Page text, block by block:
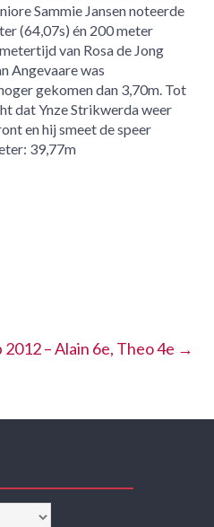
Sammie Jansen noteerde
(64,07s) én 200 meter
van Rosa de Jong
Angevaare was
gekomen dan 3,70m. Tot
dat Ynze Strikwerda weer
en hij smeet de speer
39,77m
– Alain 6e, Theo 4e →